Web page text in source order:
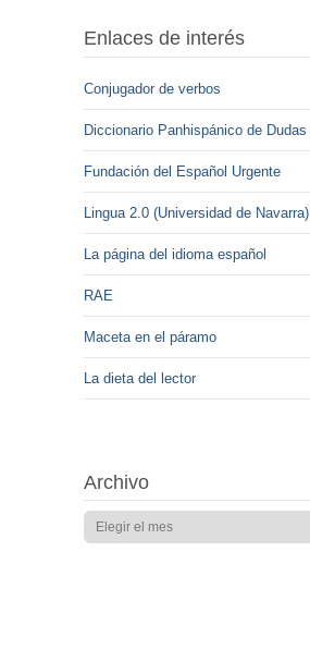
Enlaces de interés
Conjugador de verbos
Diccionario Panhispánico de Dudas
Fundación del Español Urgente
Lingua 2.0 (Universidad de Navarra)
La página del idioma español
RAE
Maceta en el páramo
La dieta del lector
Archivo